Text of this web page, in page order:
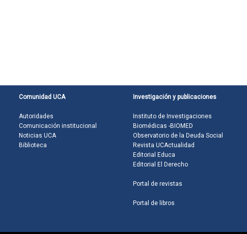
Comunidad UCA
Autoridades
Comunicación institucional
Noticias UCA
Biblioteca
Investigación y publicaciones
Instituto de Investigaciones
Biomédicas -BIOMED
Observatorio de la Deuda Social
Revista UCActualidad
Editorial Educa
Editorial El Derecho
Portal de revistas
Portal de libros